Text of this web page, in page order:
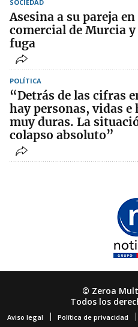
SOCIEDAD
Asesina a su pareja
comercial de Murcia y
fuga
POLÍTICA
“Detrás de las cifras
hay personas, vidas
muy duras. La
colapso absoluto”
© Zeroa
Todos los
Aviso legal Política de privacidad